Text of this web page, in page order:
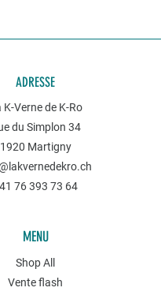
ADRESSE
K-Verne de K-Ro
du Simplon 34
1920 Martigny
76 393 73 64
MENU
Shop All
Vente flash